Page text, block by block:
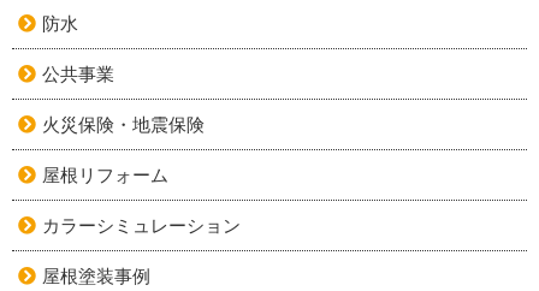
防水
公共事業
火災保険・地震保険
屋根リフォーム
カラーシミュレーション
屋根塗装事例